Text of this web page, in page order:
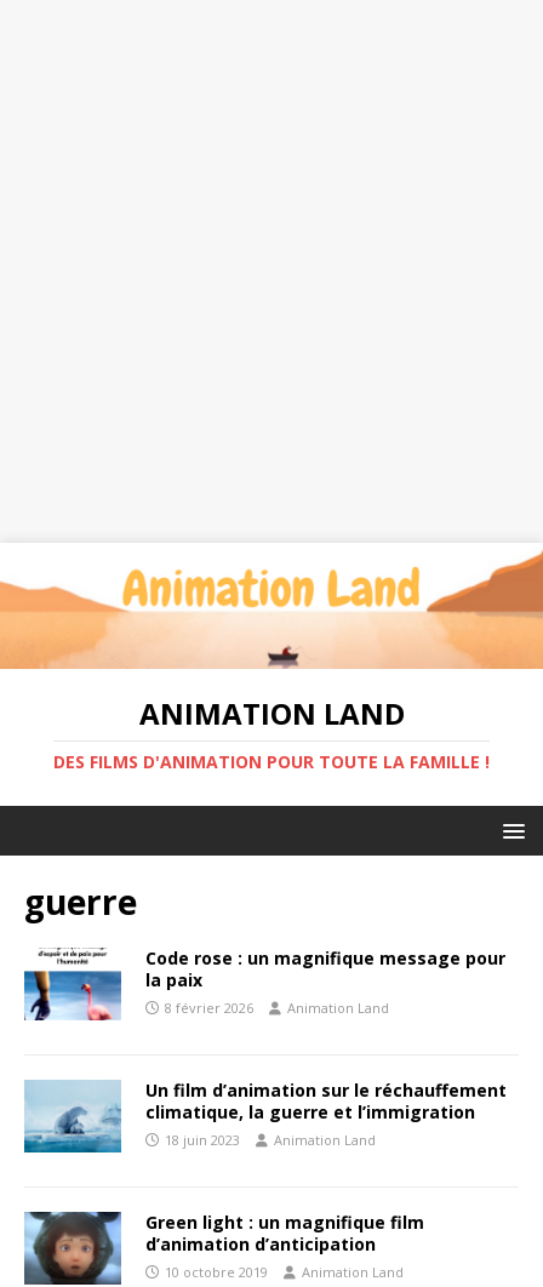
ANIMATION LAND
DES FILMS D'ANIMATION POUR TOUTE LA FAMILLE !
guerre
Code rose : un magnifique message pour
la paix
8 février 2026 Animation Land
Un film d’animation sur le réchauffement
climatique, la guerre et l’immigration
18 juin 2023 Animation Land
Green light : un magnifique film
d’animation d’anticipation
10 octobre 2019 Animation Land